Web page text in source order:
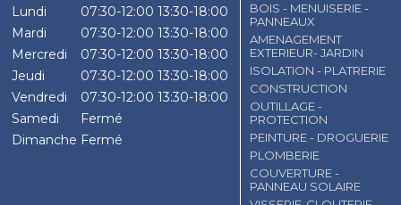
Lundi
07:30-12:00 13:30-18:00
Mardi
07:30-12:00 13:30-18:00
Mercredi
07:30-12:00 13:30-18:00
Jeudi
07:30-12:00 13:30-18:00
Vendredi
07:30-12:00 13:30-18:00
Samedi
Fermé
Dimanche Fermé
BOIS - MENUISERIE -
PANNEAUX
AMENAGEMENT
EXTERIEUR- JARDIN
ISOLATION - PLATRERIE
CONSTRUCTION
OUTILLAGE -
PROTECTION
PEINTURE - DROGUERIE
PLOMBERIE
COUVERTURE -
PANNEAU SOLAIRE